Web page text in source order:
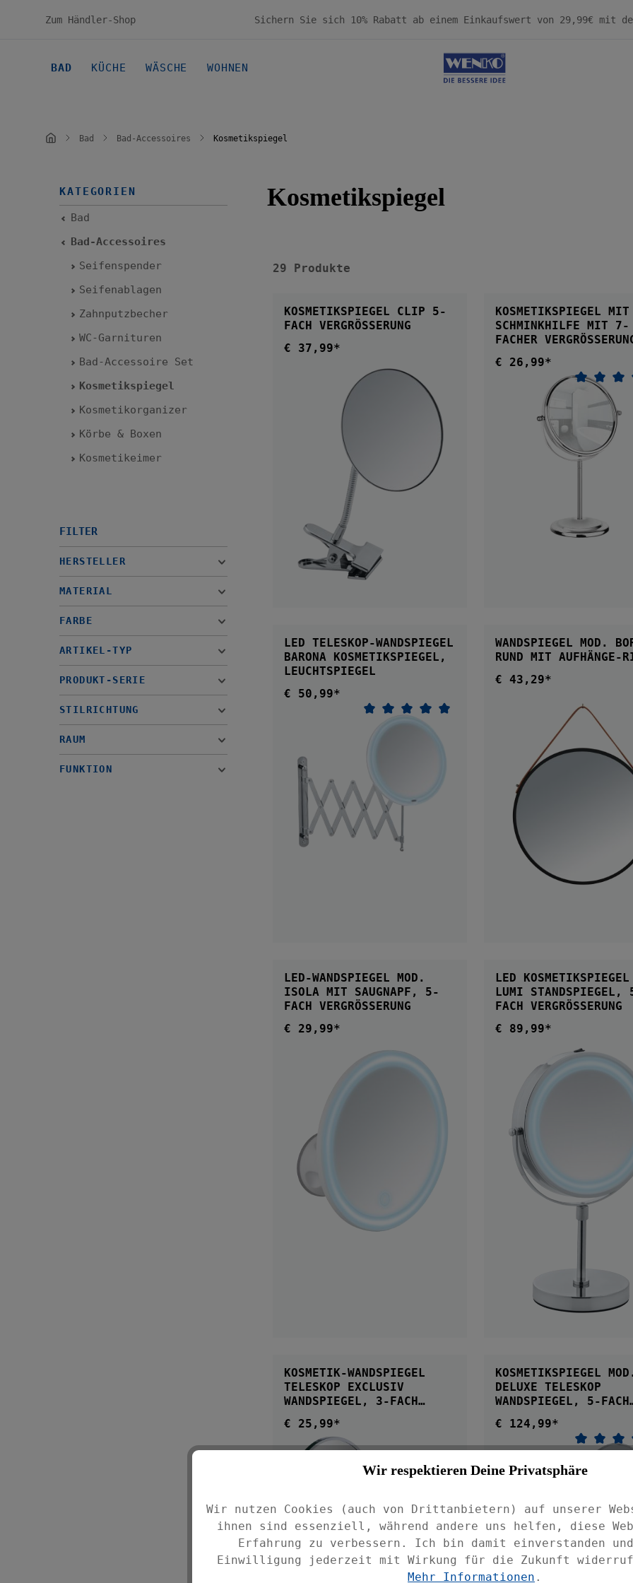
Zur Hauptnavigation springen
Zum Händler-Shop
BAD KÜCHE WÄSCHE WOHNEN
Bad Bad-Accessoires Kosmetikspiegel
KATEGORIEN
Bad
Bad-Accessoires
Seifenspender
Seifenablagen
Zahnputzbecher
WC-Garnituren
Bad-Accessoire Set
Kosmetikspiegel
Kosmetikorganizer
Körbe & Boxen
Kosmetikeimer
FILTER
HERSTELLER
MATERIAL
FARBE
ARTIKEL-TYP
PRODUKT-SERIE
STILRICHTUNG
RAUM
FUNKTION
Kosmetikspiegel
29 Produkte
KOSMETIKSPIEGEL CLIP 5-
FACH VERGRÖSSERUNG
Regulärer Preis:
€ 37,99*
KOSMETIKSPIEGEL MIT
SCHMINKHILFE MIT 7-
FACHER
Regulärer Preis:
€ 26,99*
Durchschnittliche Bewertung von 5 von
LED TELESKOP-WANDSPIEGEL
BARONA KOSMETIKSPIEGEL,
LEUCHTSPIEGEL
Regulärer Preis:
€ 50,99*
WANDSPIEGEL MOD.
RUND MIT AUFHÄNGE-
Regulärer Preis:
€ 43,29*
LED-WANDSPIEGEL MOD.
ISOLA MIT SAUGNAPF, 5-
FACH VERGRÖSSERUNG
Regulärer Preis:
€ 29,99*
LED KOSMETIKSPIEGEL
LUMI STANDSPIEGEL, 5-
FACH VERGRÖSSERUNG
Regulärer Preis:
€ 89,99*
KOSMETIK-WANDSPIEGEL
TELESKOP EXCLUSIV
WANDSPIEGEL, 3-FACH
Regulärer Preis:
€ 25,99*
KOSMETIKSPIEGEL MOD.
DELUXE TELESKOP
WANDSPIEGEL, 5-FACH
Regulärer Preis:
€ 124,99*
Wir respektieren Deine Privatsphäre
Wir nutzen Cookies (auch von Drittanbietern) auf unserer
ihnen sind essenziell, während andere uns helfen, diese
Erfahrung zu verbessern. Ich bin damit einverstanden und
Einwilligung jederzeit mit Wirkung für die Zukunft
Mehr Informationen .